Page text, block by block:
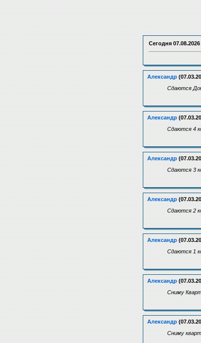
Сегодня 07.08.2026
Александр
Сдаются
Александр
Сдаются 4
Александр
Сдаются 3
Александр
Сдаются 2
Александр
Сдаются 1
Александр
Сниму
Александр
Сниму